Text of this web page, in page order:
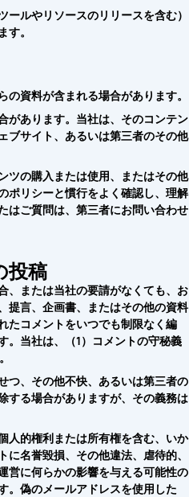
ルやリソースのリリースを含む）
。
資料が含まれる場合があります。
があります。当社は、そのコンテン
ブサイト、あるいは第三者のその他
ツの購入または使用、またはその他
ポリシーと慣行をよく確認し、理解
はご質問は、第三者にお問い合わせ
投稿
、または当社の要請がなくても、お
提言、企画書、またはその他の資料
たコメントをいつでも制限なく編
。当社は、（1）コメントの守秘義
つ、その他不快、あるいは第三者の
する場合がありますが、その義務は
人的権利または所有権を含む、いか
名誉毀損、その他違法、虐待的、
営に何らかの影響を与える可能性の
。偽のメールアドレスを使用した